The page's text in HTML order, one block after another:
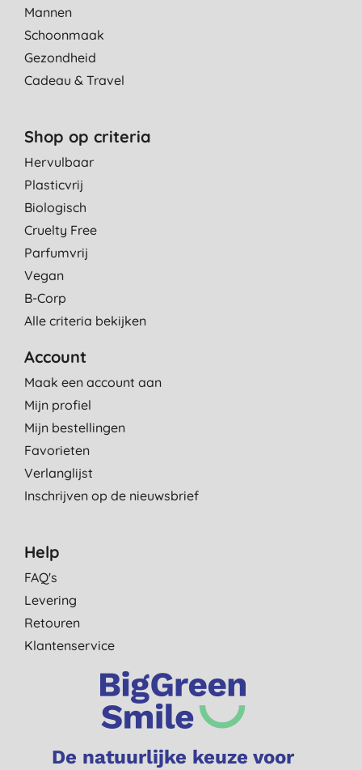
Mannen
Schoonmaak
Gezondheid
Cadeau & Travel
Shop op criteria
Hervulbaar
Plasticvrij
Biologisch
Cruelty Free
Parfumvrij
Vegan
B-Corp
Alle criteria bekijken
Account
Maak een account aan
Mijn profiel
Mijn bestellingen
Favorieten
Verlanglijst
Inschrijven op de nieuwsbrief
Help
FAQ's
Levering
Retouren
Klantenservice
De natuurlijke keuze voor